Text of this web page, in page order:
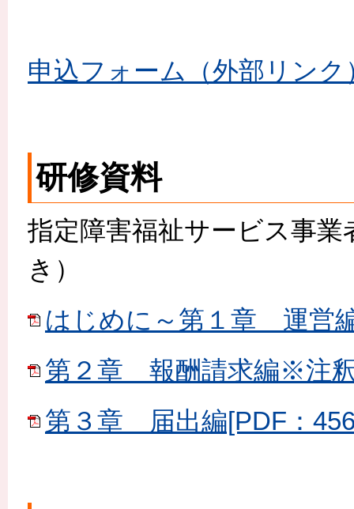
申込フォーム（外部リンク
研修資料
指定障害福祉サービス事
き）
はじめに～第１章 運営
第２章 報酬請求編※注
第３章 届出編[PDF：